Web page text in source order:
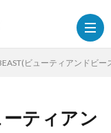
ビューティアンドビー
ーティアン